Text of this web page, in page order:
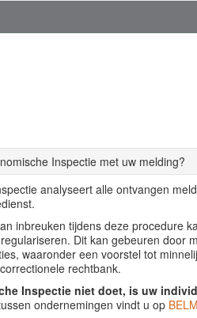
Inspectie met uw melding?
analyseert alle ontvangen
inbreuken tijdens deze procedure
Dit kan gebeuren door
waaronder een voorstel tot
rechtbank.
Inspectie niet doet, is uw
ondernemingen vindt u op